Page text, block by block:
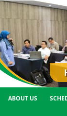
ABOUT US